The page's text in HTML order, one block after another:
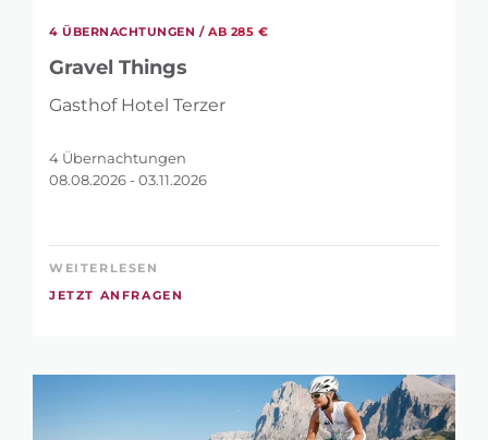
SUCHE
VERFEINERN?
4 ÜBERNACHTUNGEN / AB 285 €
Gravel Things
Gasthof Hotel Terzer
4 Übernachtungen
08.08.2026 - 03.11.2026
WEITERLESEN
JETZT ANFRAGEN